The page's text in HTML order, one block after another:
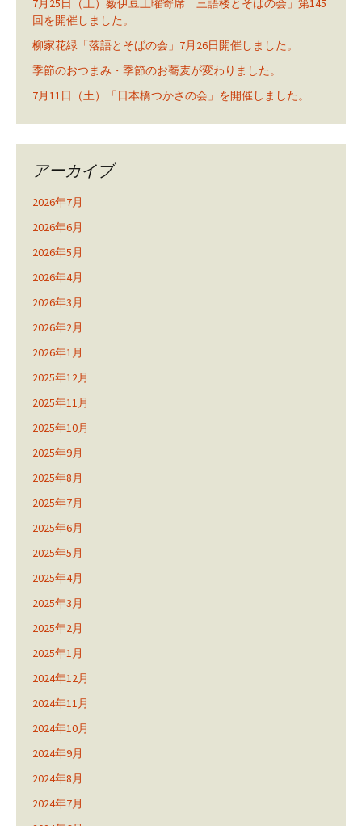
7月25日（土）薮伊豆土曜寄席「三語楼とそばの会」第145
回を開催しました。
柳家花緑「落語とそばの会」7月26日開催しました。
季節のおつまみ・季節のお蕎麦が変わりました。
7月11日（土）「日本橋つかさの会」を開催しました。
アーカイブ
2026年7月
2026年6月
2026年5月
2026年4月
2026年3月
2026年2月
2026年1月
2025年12月
2025年11月
2025年10月
2025年9月
2025年8月
2025年7月
2025年6月
2025年5月
2025年4月
2025年3月
2025年2月
2025年1月
2024年12月
2024年11月
2024年10月
2024年9月
2024年8月
2024年7月